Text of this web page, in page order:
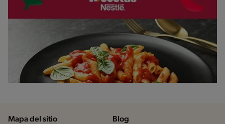
Mapa del sitio Blog